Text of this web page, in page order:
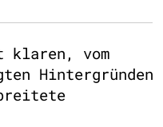
klaren, vom
Hintergründen